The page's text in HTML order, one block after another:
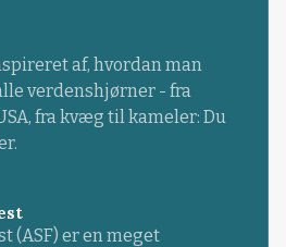
af, hvordan man
verdenshjørner - fra
fra kvæg til kameler: Du
(ASF) er en meget